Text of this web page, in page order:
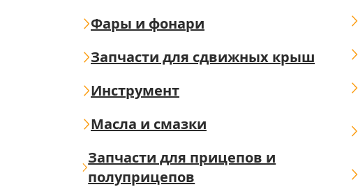
Фары и фонари
Запчасти для сдвижных крыш
Инструмент
Масла и смазки
Запчасти для прицепов и
полуприцепов